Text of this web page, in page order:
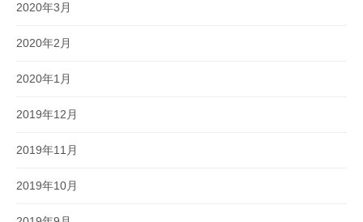
2020年3月
2020年2月
2020年1月
2019年12月
2019年11月
2019年10月